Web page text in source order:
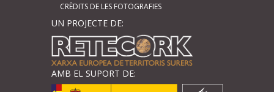
CRÈDITS DE LES FOTOGRAFIES
UN PROJECTE DE:
AMB EL SUPORT DE: